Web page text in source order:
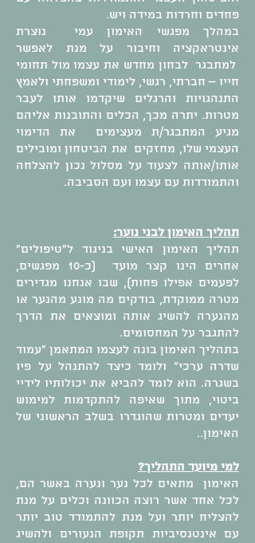
פחדים וחרדות במידה ויש.
במהלך מפגשי האימון עמי נוצרת
אינטראקציה וחיבור על מנת לאפשר
למתבגר לבחון מחדש את עצמו מול תחומי
חייו – חברתי, רגשי, לימודי ומשפחתי ולאמץ
התנהגויות והרגלים שיקדמו אותו לעבר
מטרות. יתרה מכך, הכלים והתובנות אליהם
מגיע המתבגר/ת מעצימים את הדימוי
העצמי שלו, מחזקים את הביטחון ומובילים
אותו/אותה לצעוד על מסלול נכון להצלחה
והתמודדות עם עצמו ועם הסביבה.
תהליך האימון לבני נוער:
תהליך האימון האישי בניגוד ל"טיפולים"
אחרים הינו קצר מועד (כ-10 מפגשים,
לפעמים אפילו פחות), שבו אנחנו מגדירים
מטרה ממוקדת, בודקים מה מונע מהנער או
מהנערה להשיג אותה ומוצאים את הדרך
להתגבר על המחסומים.
בתהליך האימון בונה לעצמו המתאמן "עמוד
שדרה ערכי" ולומד כיצד להתנהל על פיו
בשגרה. הוא לומד להביא את יכולותיו לידיי
ביטוי, מתוך שאיפה להתקדמות למימוש
יעדים ומטרות שהוגדרו בשלב הראשוני של
האימון..
למי מיועד התהליך?
האימון מתאים לכל נער ונערה באשר הם,
לכל אחד אשר רוצה הכוונה וכלים על מנת
להצליח יותר ועל מנת להתמודד טוב יותר
עם אינטנסיביות תקופת הנעורים ולהשיג